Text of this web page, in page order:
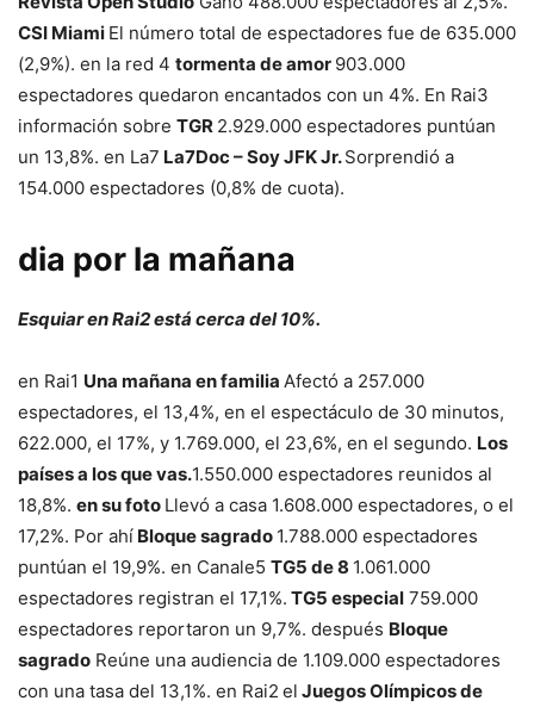
CSI Miami El número total de espectadores fue de 635.000
(2,9%). en la red 4 tormenta de amor 903.000
espectadores quedaron encantados con un 4%. En Rai3
información sobre TGR 2.929.000 espectadores puntúan
un 13,8%. en La7 La7Doc – Soy JFK Jr.Sorprendió a
154.000 espectadores (0,8% de cuota).
dia por la mañana
Esquiar en Rai2 está cerca del 10%.
en Rai1 Una mañana en familia Afectó a 257.000
espectadores, el 13,4%, en el espectáculo de 30 minutos,
622.000, el 17%, y 1.769.000, el 23,6%, en el segundo. Los
países a los que vas.1.550.000 espectadores reunidos al
18,8%. en su foto Llevó a casa 1.608.000 espectadores, o el
17,2%. Por ahí Bloque sagrado 1.788.000 espectadores
puntúan el 19,9%. en Canale5 TG5 de 8 1.061.000
espectadores registran el 17,1%. TG5 especial 759.000
espectadores reportaron un 9,7%. después Bloque
sagrado Reúne una audiencia de 1.109.000 espectadores
con una tasa del 13,1%. en Rai2 el Juegos Olímpicos de